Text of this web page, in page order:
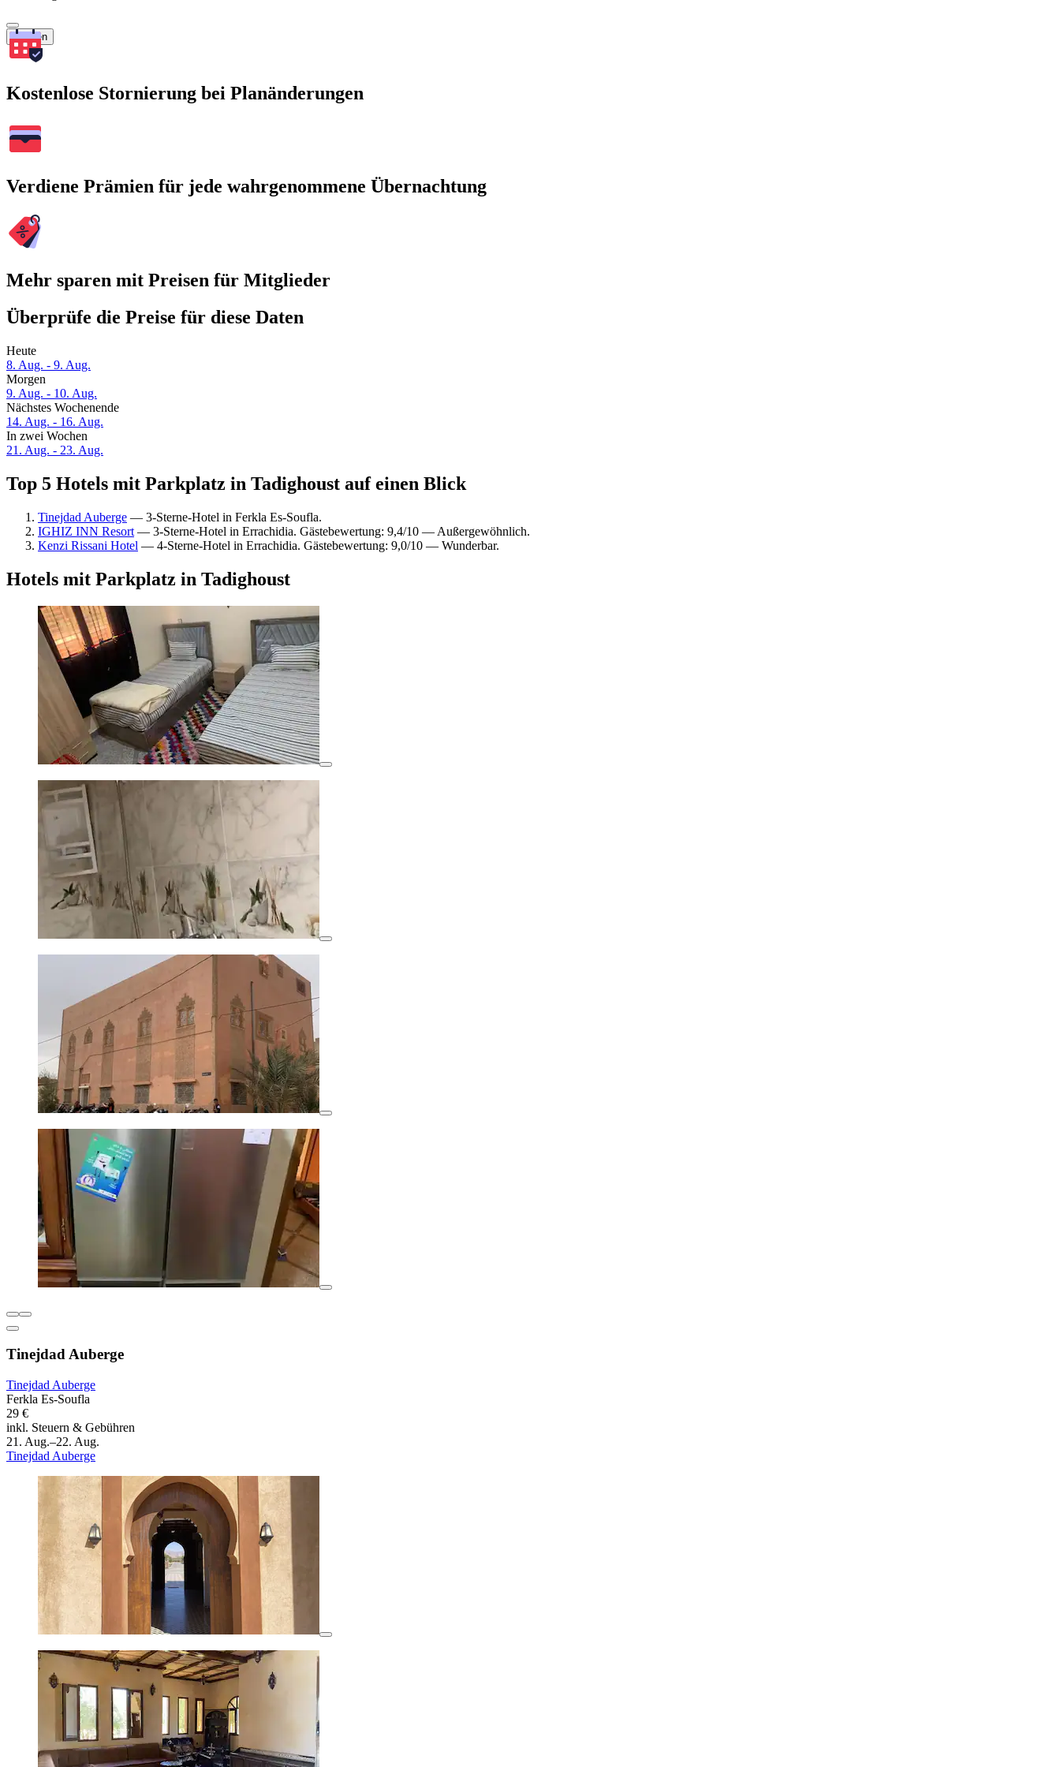
Suchen
Kostenlose Stornierung bei Planänderungen
Verdiene Prämien für jede wahrgenommene Übernachtung
Mehr sparen mit Preisen für Mitglieder
Überprüfe die Preise für diese Daten
Heute
8. Aug. - 9. Aug.
Morgen
9. Aug. - 10. Aug.
Nächstes Wochenende
14. Aug. - 16. Aug.
In zwei Wochen
21. Aug. - 23. Aug.
Top 5 Hotels mit Parkplatz in Tadighoust auf einen Blick
Tinejdad Auberge — 3-Sterne-Hotel in Ferkla Es-Soufla.
IGHIZ INN Resort — 3-Sterne-Hotel in Errachidia. Gästebewertung: 9,4/10 — Außergewöhnlich.
Kenzi Rissani Hotel — 4-Sterne-Hotel in Errachidia. Gästebewertung: 9,0/10 — Wunderbar.
Hotels mit Parkplatz in Tadighoust
Tinejdad Auberge
Tinejdad Auberge
Ferkla Es-Soufla
29 €
inkl. Steuern & Gebühren
21. Aug.–22. Aug.
Tinejdad Auberge